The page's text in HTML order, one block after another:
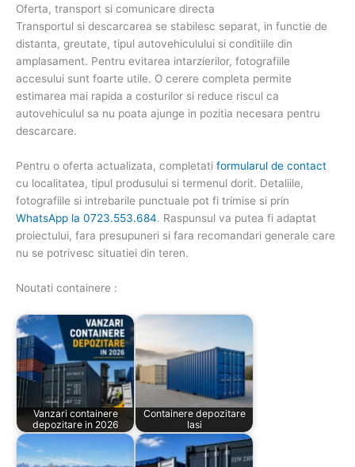
Oferta, transport si comunicare directa
Transportul si descarcarea se stabilesc separat, in functie de
distanta, greutate, tipul autovehiculului si conditiile din
amplasament. Pentru evitarea intarzierilor, fotografiile
accesului sunt foarte utile. O cerere completa permite
estimarea mai rapida a costurilor si reduce riscul ca
autovehiculul sa nu poata ajunge in pozitia necesara pentru
descarcare.
Pentru o oferta actualizata, completati formularul de contact
cu localitatea, tipul produsului si termenul dorit. Detaliile,
fotografiile si intrebarile punctuale pot fi trimise si prin
WhatsApp la 0723.553.684. Raspunsul va putea fi adaptat
proiectului, fara presupuneri si fara recomandari generale care
nu se potrivesc situatiei din teren.
Noutati containere :
Vanzari containere
depozitare in 2026
Containere depozitare
Iasi